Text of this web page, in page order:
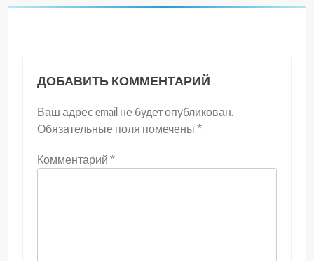
ДОБАВИТЬ КОММЕНТАРИЙ
Ваш адрес email не будет опубликован.
Обязательные поля помечены *
Комментарий *